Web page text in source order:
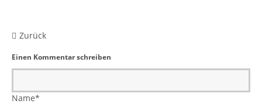
Zurück
Einen Kommentar schreiben
Name*